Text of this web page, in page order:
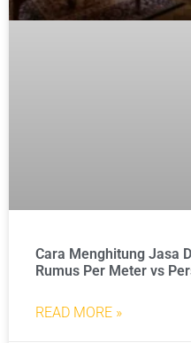
Cara Menghitung Jasa
Rumus Per Meter vs
READ MORE »